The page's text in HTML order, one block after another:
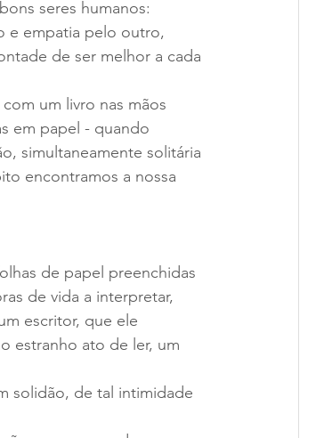
seres humanos:
e empatia pelo outro,
de ser melhor a cada
um livro nas mãos
em papel - quando
simultaneamente solitária
encontramos a nossa
de papel preenchidas
de vida a interpretar,
escritor, que ele
estranho ato de ler, um
solidão, de tal intimidade